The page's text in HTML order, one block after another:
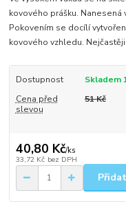
kovového prášku. Nanesená
Pokovením se docílí
kovového vzhledu. Nejčastěji
Dostupnost
Skladem
Cena před
slevou
51 Kč
40,80 Kč/ks
33,72 Kč bez DPH